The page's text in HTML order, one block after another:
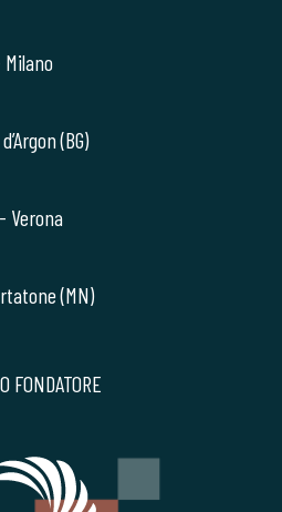
Milano
(BG)
Verona
(MN)
FONDATORE